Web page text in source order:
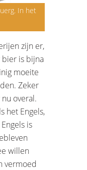
In het
zijn er,
bier is bijna
moeite
Zeker
overal.
het Engels,
is
willen
vermoed